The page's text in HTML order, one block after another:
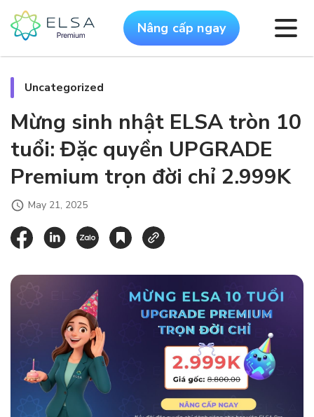
Nâng cấp ngay
Uncategorized
Mừng sinh nhật ELSA tròn 10
tuổi: Đặc quyền UPGRADE
Premium trọn đời chỉ 2.999K
May 21, 2025